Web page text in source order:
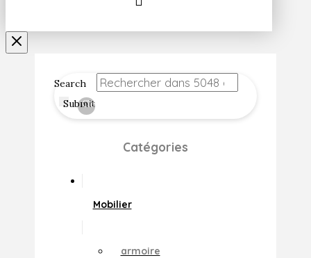
Search
Submit
Clear
Catégories
Mobilier
armoire